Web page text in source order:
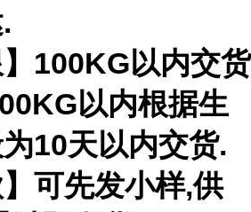
】100KG以内交货
以内根据生
10天以内交货.
】可先发小样,供